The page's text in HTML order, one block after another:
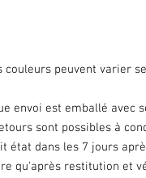
couleurs peuvent varier
envoi est emballé avec
sont possibles à
état dans les 7 jours
qu'après restitution et